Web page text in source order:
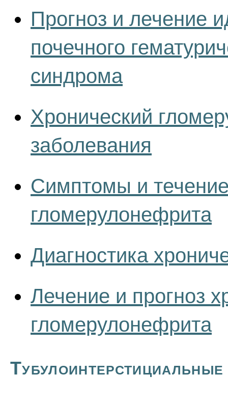
Прогноз и лечение
почечного
синдрома
Хронический
заболевания
Симптомы и
гломерулонефрита
Диагностика
Лечение и прогноз
гломерулонефрита